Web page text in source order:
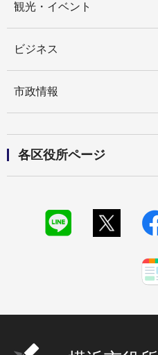
観光・イベント
ビジネス
市政情報
各区役所ページ